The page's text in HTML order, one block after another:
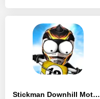
Stickman Downhill Motocross